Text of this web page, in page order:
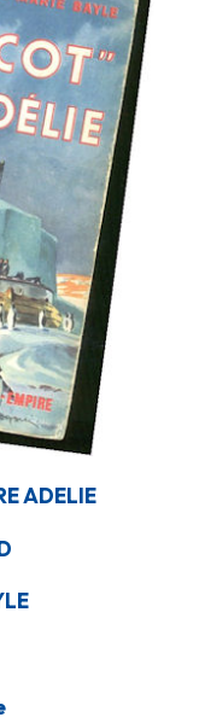
ADELIE